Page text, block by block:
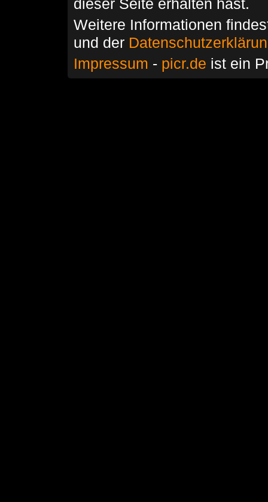
dieser Seite erhalten hast.
Weitere Informationen
und der
Impressum - picr.de ist ein